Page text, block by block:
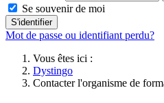
Se souvenir de moi
S'identifier
Mot de passe ou identifiant perdu?
Vous êtes ici :
Dystingo
Contacter l'organisme de